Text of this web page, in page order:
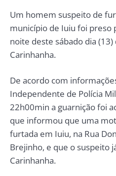
Um homem suspeito de
município de Iuiu foi preso
noite deste sábado dia
Carinhanha.
De acordo com
Independente de Polícia
22h00min a guarnição foi
que informou que uma
furtada em Iuiu, na Rua
Brejinho, e que o suspeito
Carinhanha.